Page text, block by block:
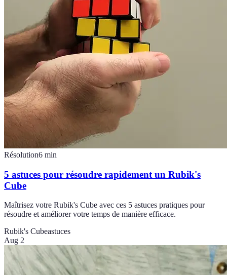
Résolution6 min
5 astuces pour résoudre rapidement un Rubik's
Cube
Maîtrisez votre Rubik's Cube avec ces 5 astuces pratiques pour
résoudre et améliorer votre temps de manière efficace.
Rubik's Cubeastuces
Aug 2